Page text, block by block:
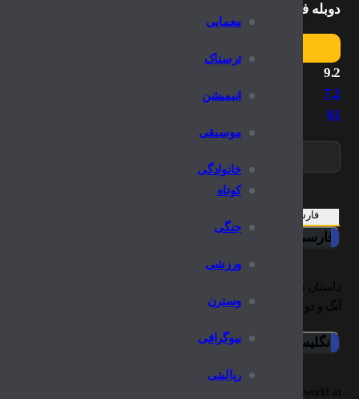
معمایی
ترسناک
انیمیشن
موسیقی
خانوادگی
کوتاه
جنگی
ورزشی
وسترن
بیوگرافی
ریالیتی
دوبله فارسی
9.2
7.2
61
فارسی
فارسی
داستان سریال آواتار: آخرین بادافزاز اقتباسی اکشن از یک انیمیشن سریالی
آنگ و دوستانش بوده که آنها با خاموش کردن آتش برای نجات جهان در
انگلیسی
as the Avatar must master the four elemental powers to save a world at